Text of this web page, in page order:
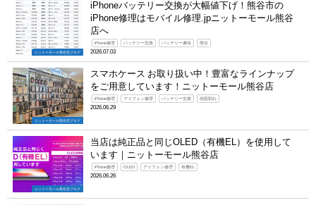
ニットーモール熊谷店ブログ
iPhoneバッテリー交換が大幅値下げ！熊谷市の
iPhone修理はモバイル修理.jpニットーモール熊谷
店へ
iPhone修理 バッテリー交換 バッテリー膚張 熊谷
2026.07.03
ニットーモール熊谷店ブログ
スマホケース お取り扱い中！豊富なラインナップ
をご用意しています！ニットーモール熊谷店
iPhone修理 アイフォン修理 バッテリー交換 画面割れ
2026.06.29
ニットーモール熊谷店ブログ
当店は純正品と同じOLED（有機EL）を使用して
います｜ニットーモール熊谷店
iPhone修理 OLED アイフォン修理 有機EL
2026.06.26